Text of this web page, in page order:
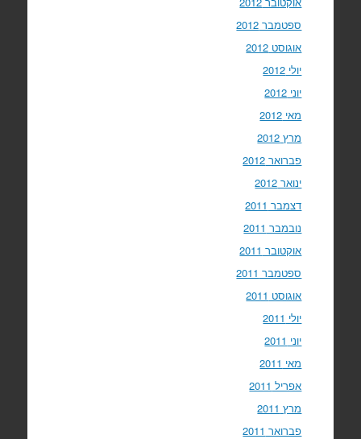
ספטמבר 2012
אוגוסט 2012
יולי 2012
יוני 2012
מאי 2012
מרץ 2012
פברואר 2012
ינואר 2012
דצמבר 2011
נובמבר 2011
אוקטובר 2011
ספטמבר 2011
אוגוסט 2011
יולי 2011
יוני 2011
מאי 2011
אפריל 2011
מרץ 2011
פברואר 2011